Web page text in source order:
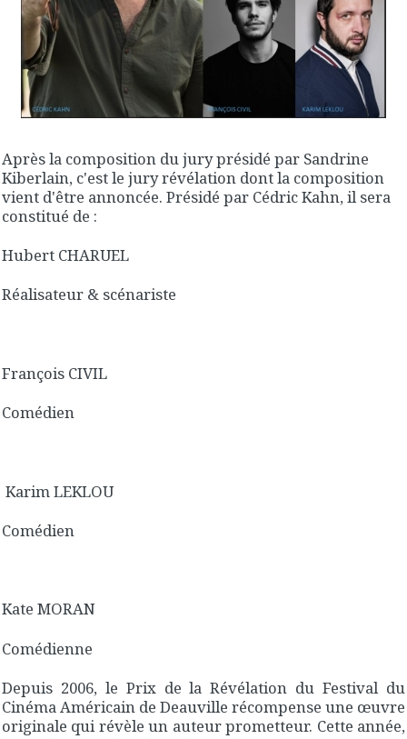
Après la composition du jury présidé par Sandrine
Kiberlain, c'est le jury révélation dont la composition
vient d'être annoncée. Présidé par Cédric Kahn, il sera
constitué de :
Hubert CHARUEL
Réalisateur & scénariste
François CIVIL
Comédien
Karim LEKLOU
Comédien
Kate MORAN
Comédienne
Depuis 2006, le Prix de la Révélation du Festival du
Cinéma Américain de Deauville récompense une œuvre
originale qui révèle un auteur prometteur. Cette année,